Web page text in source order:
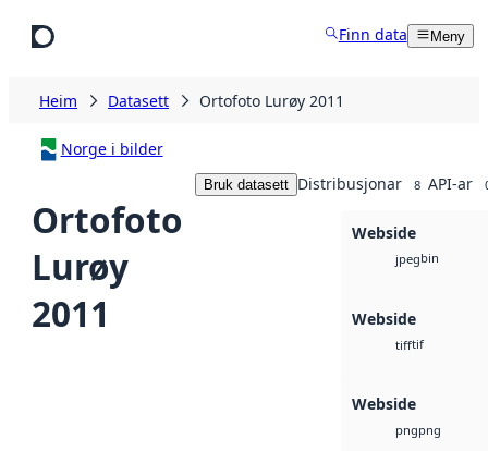
Finn data Meny
Heim Datasett Ortofoto Lurøy 2011
Norge i bilder
Ortofoto
Lurøy
2011
Bruk datasett Distribusjonar 8 API-ar
Webside
jpegbin
Webside
tifftif
Webside
pngpng